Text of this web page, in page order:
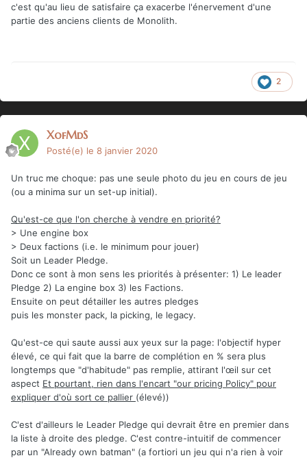
c'est qu'au lieu de satisfaire ça exacerbe l'énervement d'une
partie des anciens clients de Monolith.
2
XofMdS
Posté(e) le 8 janvier 2020
Un truc me choque: pas une seule photo du jeu en cours de jeu
(ou a minima sur un set-up initial).
Qu'est-ce que l'on cherche à vendre en priorité?
> Une engine box
> Deux factions (i.e. le minimum pour jouer)
Soit un Leader Pledge.
Donc ce sont à mon sens les priorités à présenter: 1) Le leader
Pledge 2) La engine box 3) les Factions.
Ensuite on peut détailler les autres pledges
puis les monster pack, la picking, le legacy.
Qu'est-ce qui saute aussi aux yeux sur la page: l'objectif hyper
élevé, ce qui fait que la barre de complétion en % sera plus
longtemps que "d'habitude" pas remplie, attirant l'œil sur cet
aspect Et pourtant, rien dans l'encart "our pricing Policy" pour
expliquer d'où sort ce pallier (élevé))
C'est d'ailleurs le Leader Pledge qui devrait être en premier dans
la liste à droite des pledge. C'est contre-intuitif de commencer
par un "Already own batman" (a fortiori un jeu qui n'a rien à voir